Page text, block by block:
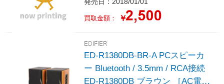
買取金額： ￥
EDIFIER
ED-R1380DB-BR-A PCスピーカ
ー Bluetooth / 3.5mm / RCA接続
ED-R1380DB ブラウン ［AC電